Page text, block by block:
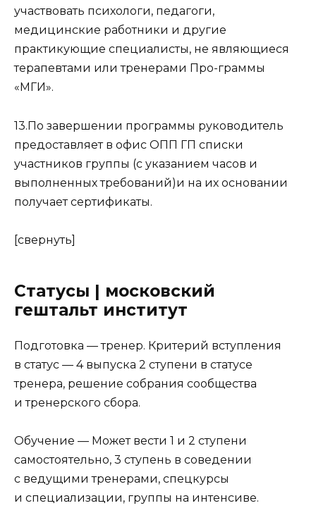
участвовать психологи, педагоги,
медицинские работники и другие
практикующие специалисты, не являющиеся
терапевтами или тренерами Про-граммы
«МГИ».
13.По завершении программы руководитель
предоставляет в офис ОПП ГП списки
участников группы (с указанием часов и
выполненных требований)и на их основании
получает сертификаты.
[свернуть]
Статусы | московский
гештальт институт
Подготовка — тренер. Критерий вступления
в статус — 4 выпуска 2 ступени в статусе
тренера, решение собрания сообщества
и тренерского сбора.
Обучение — Может вести 1 и 2 ступени
самостоятельно, 3 ступень в соведении
с ведущими тренерами, спецкурсы
и специализации, группы на интенсиве.